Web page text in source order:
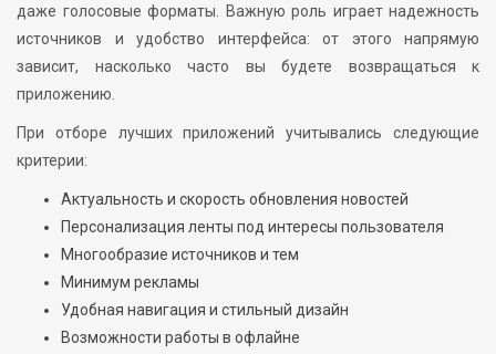
даже голосовые форматы. Важную роль играет надежность
источников и удобство интерфейса: от этого напрямую
зависит, насколько часто вы будете возвращаться к
приложению.
При отборе лучших приложений учитывались следующие
критерии:
Актуальность и скорость обновления новостей
Персонализация ленты под интересы пользователя
Многообразие источников и тем
Минимум рекламы
Удобная навигация и стильный дизайн
Возможности работы в офлайне